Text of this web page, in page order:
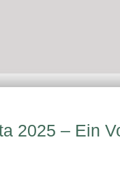
2025 – Ein